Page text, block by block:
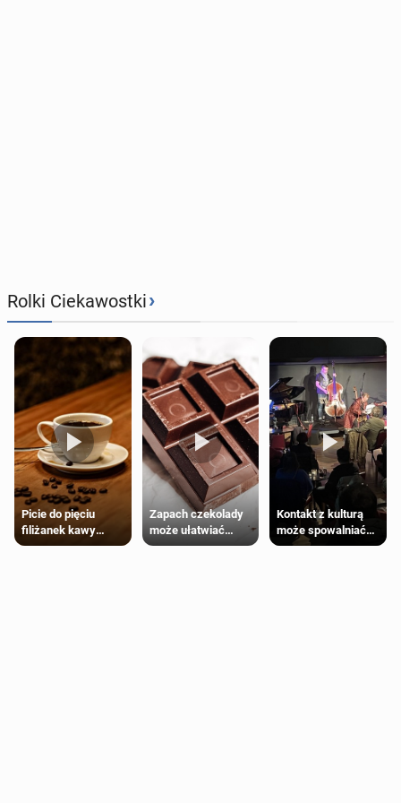
Rolki Ciekawostki›
Picie do pięciu
filiżanek kawy
dziennie jest
Zapach czekolady
może ułatwiać
trening siłowy
Kontakt z kulturą
może spowalniać
starzenie